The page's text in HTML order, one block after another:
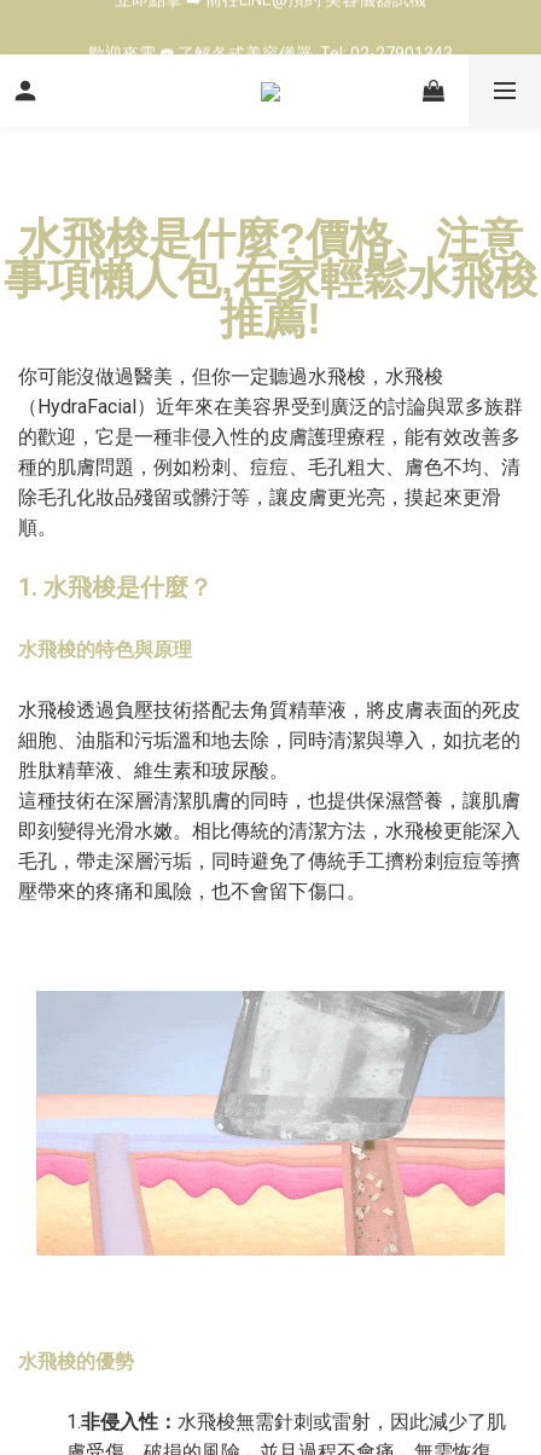
台北高雄展示中心 👍 現場試機（預約制)
水飛梭是什麼?價格、注意
事項懶人包,在家輕鬆水飛梭
推薦!
你可能沒做過醫美，但你一定聽過水飛梭，水飛梭
（HydraFacial）近年來在美容界受到廣泛的討論與眾多族群
的歡迎，它是一種非侵入性的皮膚護理療程，能有效改善多
種的肌膚問題，例如粉刺、痘痘、毛孔粗大、膚色不均、清
除毛孔化妝品殘留或髒汙等，讓皮膚更光亮，摸起來更滑
順。
1. 水飛梭是什麼？
水飛梭的特色與原理
水飛梭透過負壓技術搭配去角質精華液，將皮膚表面的死皮
細胞、油脂和污垢溫和地去除，同時清潔與導入，如抗老的
胜肽精華液、維生素和玻尿酸。
這種技術在深層清潔肌膚的同時，也提供保濕營養，讓肌膚
即刻變得光滑水嫩。相比傳統的清潔方法，水飛梭更能深入
毛孔，帶走深層污垢，同時避免了傳統手工擠粉刺痘痘等擠
壓帶來的疼痛和風險，也不會留下傷口。
水飛梭的優勢
1.非侵入性： 水飛梭無需針刺或雷射，因此減少了肌